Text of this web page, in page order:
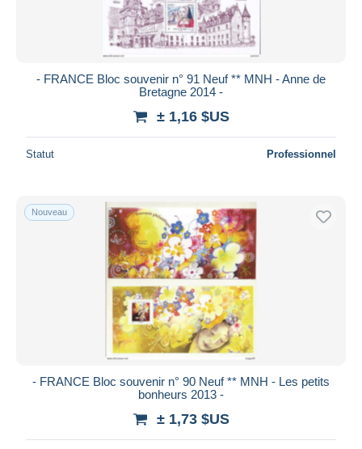
- FRANCE Bloc souvenir n° 91 Neuf ** MNH - Anne de
Bretagne 2014 -
± 1,16 $US
Statut Professionnel
Nouveau
- FRANCE Bloc souvenir n° 90 Neuf ** MNH - Les petits
bonheurs 2013 -
± 1,73 $US